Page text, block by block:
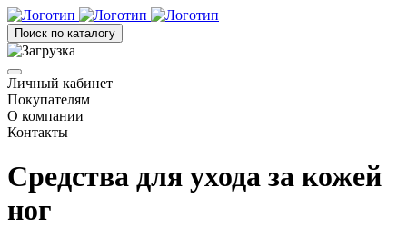
Поиск по каталогу
Личный кабинет
Покупателям
О компании
Контакты
Средства для ухода за кожей
ног